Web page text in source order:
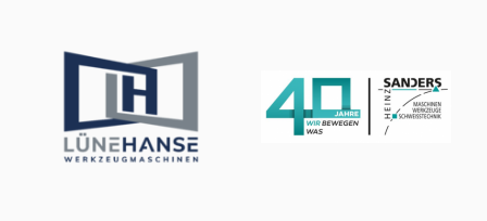
de piezas
diámetro 500 x 630 mm Orificio de centrado: diámetro
50^H6 20 mm de profundidad Orificio de referencia:
diámetro 20^H6 20 mm de profundidad Par de giro de la
mesa: - 100% ED: 1603 Nm - 25% ED: 2813 Nm
Revoluciones máximas de la mesa: 30 rpm Velocidad de